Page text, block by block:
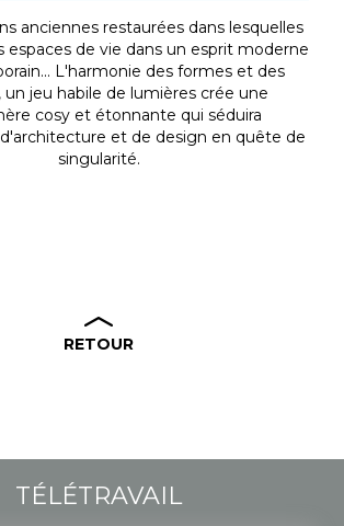
anciennes restaurées dans lesquelles
espaces de vie dans un esprit moderne
L'harmonie des formes et des
un jeu habile de lumières crée une
cosy et étonnante qui séduira
et de design en quête de
singularité.
RETOUR
TÉLÉTRAVAIL